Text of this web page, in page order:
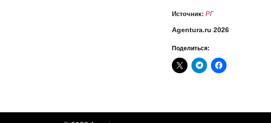
Источник: РГ
Agentura.ru 2026
Поделиться: